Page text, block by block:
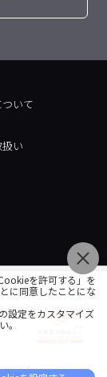
いて
い
を許可する」を
に同意したことにな
設定をカスタマイズ
。